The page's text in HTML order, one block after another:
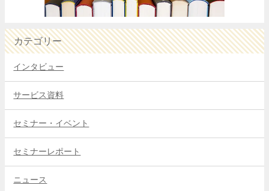
カテゴリー
インタビュー
サービス資料
セミナー・イベント
セミナーレポート
ニュース